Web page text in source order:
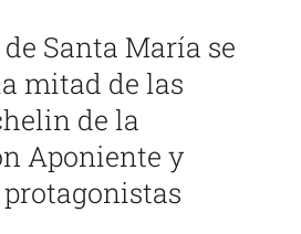
Santa María se
mitad de las
de la
Aponiente y